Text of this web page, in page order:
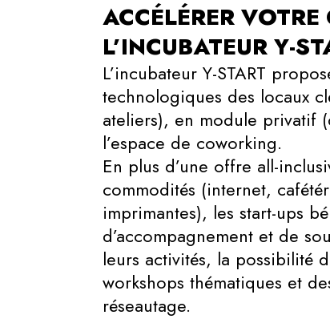
ACCÉLÉRER
L’INCUBATEUR Y-
L’incubateur Y-START
technologiques des locaux
ateliers), en module privatif
l’espace de coworking.
En plus d’une offre all-
commodités (internet,
imprimantes), les start-ups
d’accompagnement et de
leurs activités, la possibilité
workshops thématiques et
réseautage.